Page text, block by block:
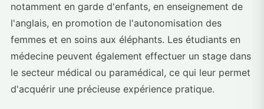
notamment en garde d'enfants, en enseignement de
l'anglais, en promotion de l'autonomisation des
femmes et en soins aux éléphants. Les étudiants en
médecine peuvent également effectuer un stage dans
le secteur médical ou paramédical, ce qui leur permet
d'acquérir une précieuse expérience pratique.